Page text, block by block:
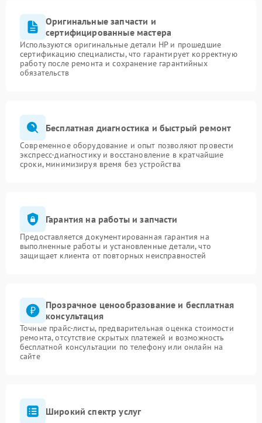
Оригинальные запчасти и
сертифицированные мастера
Используются оригинальные детали HP и прошедшие
сертификацию специалисты, что гарантирует корректную
работу после ремонта и сохранение гарантийных
обязательств
Бесплатная диагностика и быстрый ремонт
Современное оборудование и опыт позволяют провести
экспресс-диагностику и восстановление в кратчайшие
сроки, минимизируя время без устройства
Гарантия на работы и запчасти
Предоставляется документированная гарантия на
выполненные работы и установленные детали, что
защищает клиента от повторных неисправностей
Прозрачное ценообразование и бесплатная
консультация
Точные прайс-листы, предварительная оценка стоимости
ремонта, отсутствие скрытых платежей и возможность
бесплатной консультации по телефону или онлайн на
сайте
Широкий спектр услуг